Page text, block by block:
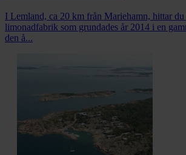
I Lemland, ca 20 km från Mariehamn, hittar du
limonadfabrik som grundades år 2014 i en
den å...